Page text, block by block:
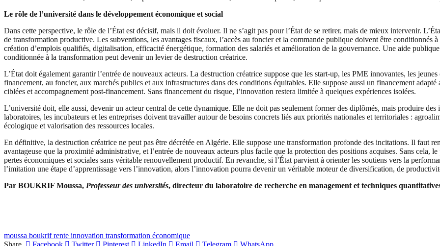
Le rôle de l’université dans le développement économique et social
Dans cette perspective, le rôle de l’État est décisif, mais il doit évoluer. Il ne s’agit pas pour l’État de se retirer, mais de mieux intervenir.
de transformation productive. Les subventions, les avantages fiscaux, l’accès au foncier et la commande publique doivent être conditionnés
création d’emplois qualifiés, digitalisation, efficacité énergétique, formation des salariés et amélioration de la gouvernance. Une aide
conditionnée à la transformation peut devenir un levier de destruction créatrice.
L’État doit également garantir l’entrée de nouveaux acteurs. La destruction créatrice suppose que les start-up, les PME innovantes, les
financement, au foncier, aux marchés publics et aux infrastructures dans des conditions équitables. Elle suppose aussi un financement
ciblées et accompagnement post-financement. Sans financement du risque, l’innovation restera limitée à quelques expériences isolées.
L’université doit, elle aussi, devenir un acteur central de cette dynamique. Elle ne doit pas seulement former des diplômés, mais produire des
laboratoires, les incubateurs et les entreprises doivent travailler autour de besoins concrets liés aux priorités nationales et territoriales :
écologique et valorisation des ressources locales.
En définitive, la destruction créatrice ne peut pas être décrétée en Algérie. Elle suppose une transformation profonde des incitations. Il faut
avantageuse que la proximité administrative, et l’entrée de nouveaux acteurs plus facile que la protection des positions acquises. Sans cela,
pertes économiques et sociales sans véritable renouvellement productif. En revanche, si l’État parvient à orienter les soutiens vers la
l’imitation une étape d’apprentissage vers l’innovation, alors l’innovation pourra devenir un véritable moteur de diversification, de
Par BOUKRIF Moussa, Professeur des universités, directeur du laboratoire de recherche en management et techniques
moussa boukrif rente innovation transformation économique